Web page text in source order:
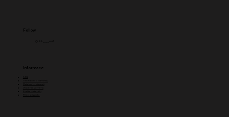
Follow
@dick____wolf
Informace